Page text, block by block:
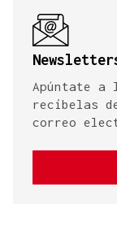
Apúntate a
recíbelas
correo